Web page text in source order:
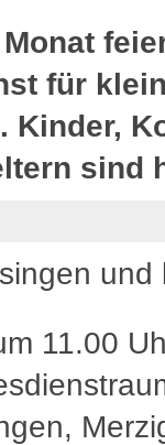
für
Kinder,
sind
11.00